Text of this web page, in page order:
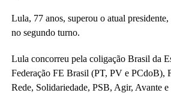
Lula, 77 anos, superou o atual presidente,
no segundo turno.
Lula concorreu pela coligação Brasil da
Federação FE Brasil (PT, PV e PCdoB),
Rede, Solidariedade, PSB, Agir, Avante